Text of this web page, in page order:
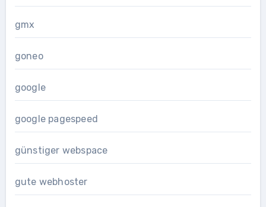
gmx
goneo
google
google pagespeed
günstiger webspace
gute webhoster